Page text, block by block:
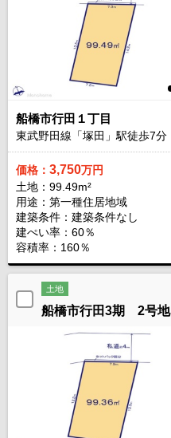
船橋市行田１丁目
東武野田線「塚田」駅徒歩7分
価格： 3,750万円
土地：99.49m²
用途：第一種住居地域
建築条件： 建築条件なし
建ぺい率：60％
容積率：160％
土地
船橋市行田3期 2号地